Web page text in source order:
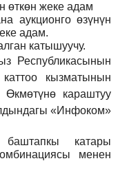
өткөн жеке адам
аукционго өзүнүн
адам.
катышуучу.
Республикасынын
кызматынын
караштуу
«Инфоком»
катары
менен